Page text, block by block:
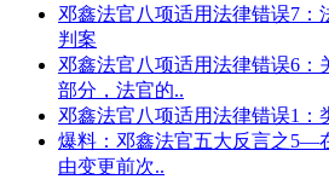
邓鑫法官八项适用法律错误7：
判案
邓鑫法官八项适用法律错误6：
部分，法官的..
邓鑫法官八项适用法律错误1：
爆料：邓鑫法官五大反言之5—
由变更前次..